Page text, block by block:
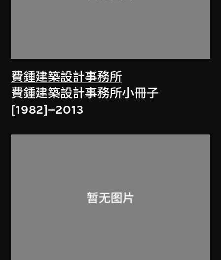
費鍾建築設計事務所
費鍾建築設計事務所小冊子
[1982]–2013